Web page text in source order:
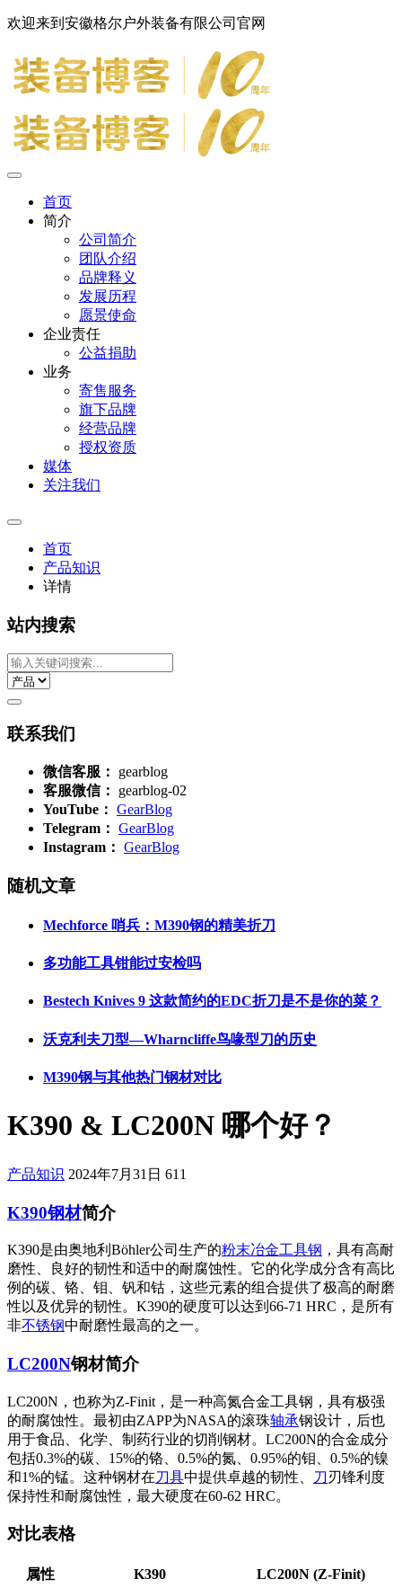
欢迎来到安徽格尔户外装备有限公司官网
首页
简介
公司简介
团队介绍
品牌释义
发展历程
愿景使命
企业责任
公益捐助
业务
寄售服务
旗下品牌
经营品牌
授权资质
媒体
关注我们
首页
产品知识
详情
站内搜索
联系我们
微信客服：
gearblog
客服微信：
gearblog-02
YouTube： GearBlog
Telegram： GearBlog
Instagram： GearBlog
随机文章
Mechforce 哨兵：M390钢的精美折刀
多功能工具钳能过安检吗
Bestech Knives 9 这款简约的EDC折刀是不是你的菜？
沃克利夫刀型—Wharncliffe鸟喙型刀的历史
M390钢与其他热门钢材对比
K390 & LC200N 哪个好？
产品知识 2024年7月31日 611
K390钢材简介
K390是由奥地利Böhler公司生产的粉末冶金工具钢 ，具有高耐
磨性、良好的韧性和适中的耐腐蚀性。它的化学成分含有高比
例的碳、铬、钼、钒和钴，这些元素的组合提供了极高的耐磨
性以及优异的韧性。K390的硬度可以达到66-71 HRC，是所有
非不锈钢中耐磨性最高的之一。
LC200N钢材简介
LC200N，也称为Z-Finit，是一种高氮合金工具钢，具有极强
的耐腐蚀性。最初由ZAPP为NASA的滚珠轴承钢设计，后也
用于食品、化学、制药行业的切削钢材。LC200N的合金成分
包括0.3%的碳、15%的铬、0.5%的氮、0.95%的钼、0.5%的镍
和1%的锰。这种钢材在刀具中提供卓越的韧性、 刀 刃锋利度
保持性和耐腐蚀性，最大硬度在60-62 HRC。
对比表格
属性 K390 LC200N (Z-Finit)